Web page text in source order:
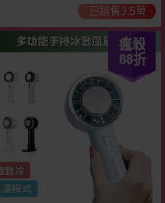
已銷售9.5萬
瘋殺
88折